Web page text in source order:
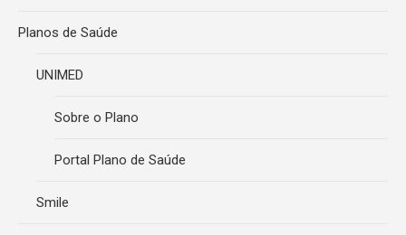
Planos de Saúde
UNIMED
Sobre o Plano
Portal Plano de Saúde
Smile